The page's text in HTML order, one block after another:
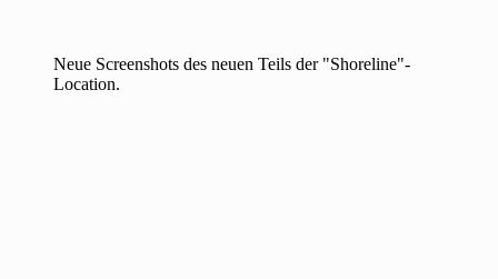
Neue Screenshots des neuen Teils der "Shoreline"-
Location.